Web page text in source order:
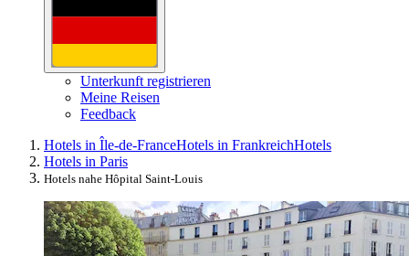
Unterkunft registrieren
Meine Reisen
Feedback
Hotels in Île-de-FranceHotels in FrankreichHotels
Hotels in Paris
Hotels nahe Hôpital Saint-Louis